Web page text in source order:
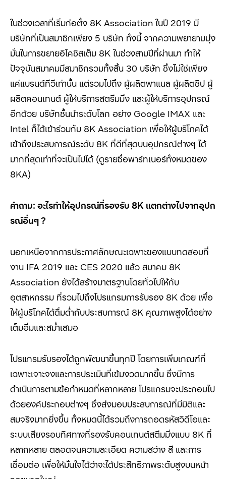
ในช่วงเวลาที่เริ่มก่อตั้ง 8K Association ในปี 2019 มี
บริษัทที่เป็นสมาชิกเพียง 5 บริษัท ทั้งนี้ จากความพยายามมุ่ง
มั่นในการขยายอิโคซิสเต็ม 8K ในช่วงสามปีที่ผ่านมา ทำให้
ปัจจุบันสมาคมมีสมาชิกรวมทั้งสิ้น 30 บริษัท ซึ่งไม่ใช่เพียง
แค่แบรนด์ทีวีเท่านั้น แต่รวมไปถึง ผู้ผลิตพาแนล ผู้ผลิตชิป ผู้
ผลิตคอนเทนต์ ผู้ให้บริการสตรีมมิ่ง และผู้ให้บริการอุปกรณ์
อีกด้วย บริษัทชั้นนำระดับโลก อย่าง Google IMAX และ
Intel ก็ได้เข้าร่วมกับ 8K Association เพื่อให้ผู้บริโภคได้
เข้าถึงประสบการณ์ระดับ 8K ที่ดีที่สุดบนอุปกรณ์ต่างๆ ได้
มากที่สุดเท่าที่จะเป็นไปได้ (ดูรายชื่อพาร์ทเนอร์ทั้งหมดของ
8KA)
คำถาม: อะไรทำให้อุปกรณ์ที่รองรับ 8K แตกต่างไปจากอุปก
รณ์อื่นๆ?
นอกเหนือจากการประกาศลักษณะเฉพาะของแบบทดสอบที่
งาน IFA 2019 และ CES 2020 แล้ว สมาคม 8K
Association ยังได้สร้างมาตรฐานโดยทั่วไปให้กับ
อุตสาหกรรม ที่รวมไปถึงโปรแกรมการรับรอง 8K ด้วย เพื่อ
ให้ผู้บริโภคได้ดื่มด่ำกับประสบการณ์ 8K คุณภาพสูงได้อย่าง
เต็มอิ่มและสม่ำเสมอ
โปรแกรมรับรองได้ถูกพัฒนาขึ้นทุกปี โดยการเพิ่มเกณฑ์ที่
เฉพาะเจาะจงและการประเมินที่เข้มงวดมากขึ้น ซึ่งมีการ
ดำเนินการตามข้อกำหนดที่หลากหลาย โปรแกรมจะประกอบไป
ด้วยองค์ประกอบต่างๆ ซึ่งส่งมอบประสบการณ์ที่มีมิติและ
สมจริงมากยิ่งขึ้น ทั้งหมดนี้ได้รวมถึงการถอดรหัสวิดีโอและ
ระบบเสียงรอบทิศทางที่รองรับคอนเทนต์สตีมมิ่งแบบ 8K ที่
หลากหลาย ตลอดจนความละเอียด ความสว่าง สี และการ
เชื่อมต่อ เพื่อให้มั่นใจได้ว่าจะได้ประสิทธิภาพระดับสูงบนหน้า